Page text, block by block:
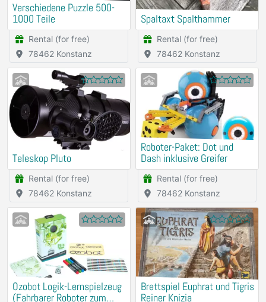
Verschiedene Puzzle 500-
1000 Teile
Rental (for free)
78462 Konstanz
Spaltaxt Spalthammer
Rental (for free)
78462 Konstanz
Teleskop Pluto
Rental (for free)
78462 Konstanz
Roboter-Paket: Dot und
Dash inklusive Greifer
Rental (for free)
78462 Konstanz
Ozobot Logik-Lernspielzeug
(Fahrbarer Roboter zum
Brettspiel Euphrat und Tigris
Reiner Knizia